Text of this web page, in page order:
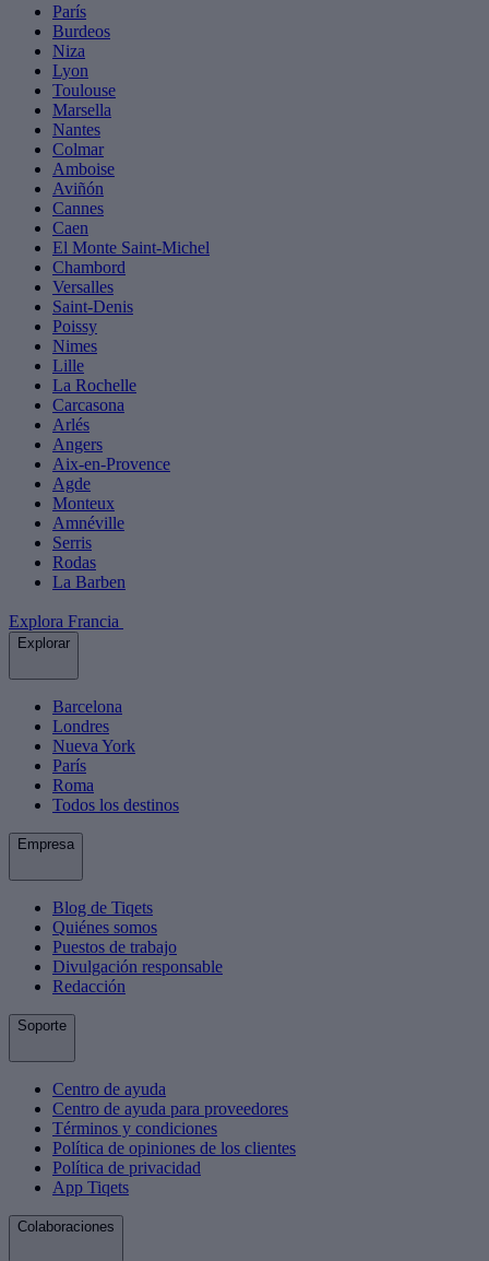
París
Burdeos
Niza
Lyon
Toulouse
Marsella
Nantes
Colmar
Amboise
Aviñón
Cannes
Caen
El Monte Saint-Michel
Chambord
Versalles
Saint-Denis
Poissy
Nimes
Lille
La Rochelle
Carcasona
Arlés
Angers
Aix-en-Provence
Agde
Monteux
Amnéville
Serris
Rodas
La Barben
Explora Francia
Explorar
Barcelona
Londres
Nueva York
París
Roma
Todos los destinos
Empresa
Blog de Tiqets
Quiénes somos
Puestos de trabajo
Divulgación responsable
Redacción
Soporte
Centro de ayuda
Centro de ayuda para proveedores
Términos y condiciones
Política de opiniones de los clientes
Política de privacidad
App Tiqets
Colaboraciones